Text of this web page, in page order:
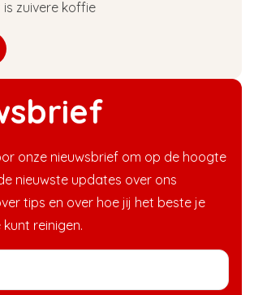
onze nieuwsbrief om op de hoogte
nieuwste updates over ons
tips en over hoe jij het beste je
reinigen.
zuivere koffie